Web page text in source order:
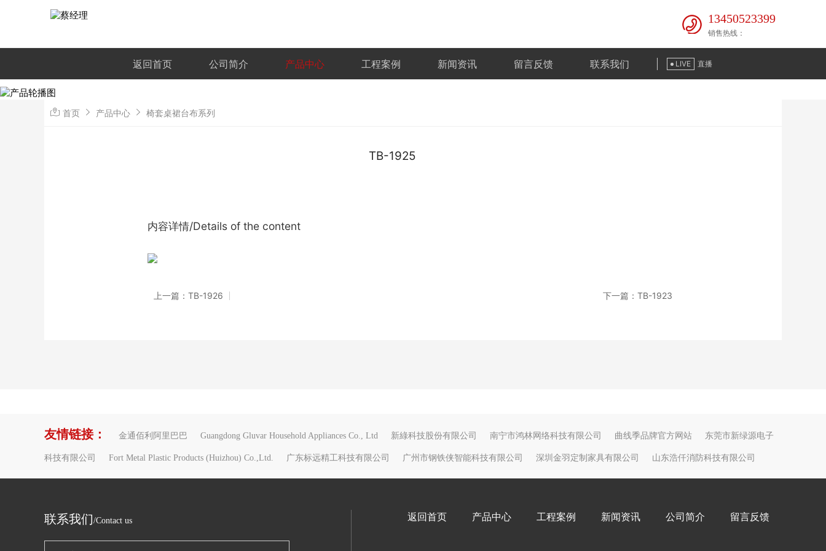
13450523399
销售热线：
返回首页 公司简介 产品中心 工程案例 新闻资讯 留言反馈 联系我们 LIVE 直播
首页 产品中心 椅套桌裙台布系列
TB-1925
内容详情/Details of the content
上一篇：TB-1926 下一篇：TB-1923
友情链接： 金通佰利阿里巴巴 Guangdong Gluvar Household Appliances Co., Ltd 新綠科技股份有限公司 南宁市鸿林网络科技有限公司 曲线季品牌官方网站 东莞市新绿源电子
科技有限公司 Fort Metal Plastic Products (Huizhou) Co.,Ltd. 广东标远精工科技有限公司 广州市钢铁侠智能科技有限公司 深圳金羽定制家具有限公司 山东浩仟消防科技有限公司
联系我们/Contact us 返回首页 产品中心 工程案例 新闻资讯 公司简介 留言反馈